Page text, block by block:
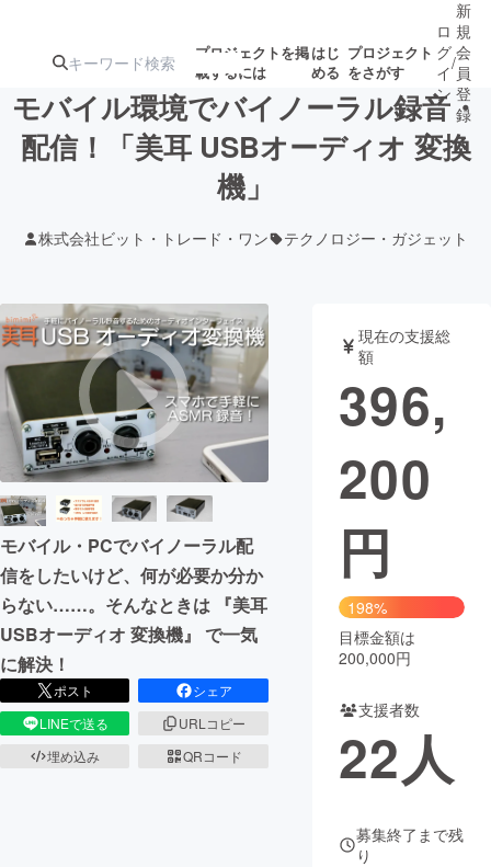
プロジェクトを掲
載するには
はじ
める
プロジェクト
をさがす
注目の新着プロ
テクノロジー・ガジェット
映像・映画 書籍・雑誌
ビジネス・起業 チャレンジ
まちづくり・地域活性化
CAMPFIRE for Social Good CAMPFIRE Creation
CAMPFIREふるさと納税machi-ya コミュニティ
ロ
グ
イ
ン
/
新
規
会
員
登
録
モバイル環境でバイノーラル録音・
配信！「美耳 USBオーディオ 変換
機」
株式会社ビット・トレード・ワン テクノロジー・ガジェット
モバイル・PCでバイノーラル配
信をしたいけど、何が必要か分か
らない……。そんなときは 『美耳
USBオーディオ 変換機』 で一気
に解決！
ポスト
シェア
LINEで送る
URLコピー
埋め込み
QRコード
現在の支援総
額
396,
200
円
198%
目標金額は
200,000円
支援者数
22人
募集終了まで残
り